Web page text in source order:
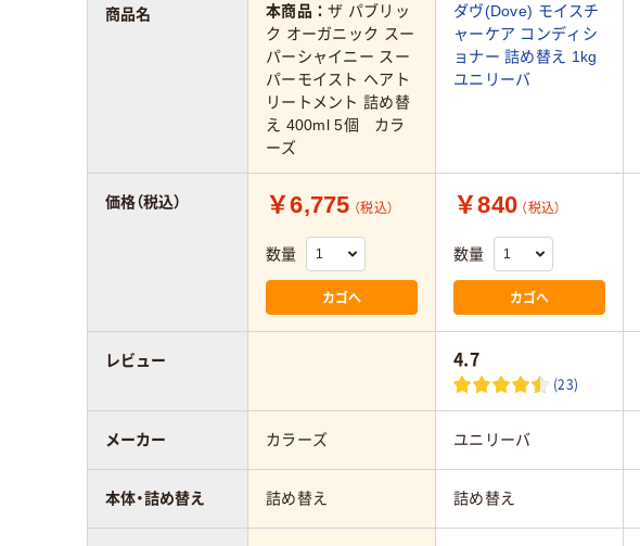
本商品：ザ パブリッ
ク オーガニック スー
パーシャイニー スー
パーモイスト ヘアト
リートメント 詰め替
え 400ml 5個 カラ
ーズ
ダヴ(Dove) モイスチ
ャーケア コンディシ
ョナー 詰め替え 1kg
ユニリーバ
￥6,775 （税込）
数量
カゴへ
￥840 （税込）
数量
カゴへ
4.7
(23)
カラーズ ユニリーバ
詰め替え 詰め替え
商品名
価格（税込）
レビュー
メーカー
本体・詰め替え